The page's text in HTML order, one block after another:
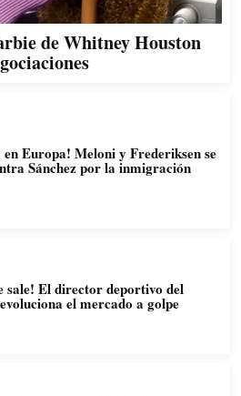
de Whitney Houston
en Europa! Meloni y Frederiksen se
Sánchez por la inmigración
sale! El director deportivo del
el mercado a golpe